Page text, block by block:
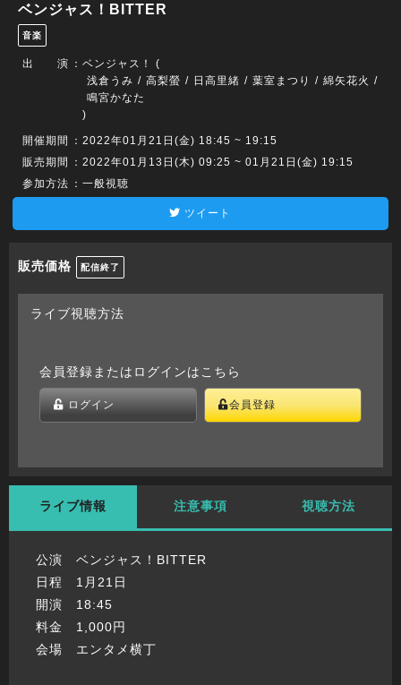
ベンジャス！BITTER
音楽
出 演 ：ベンジャス！ (
浅倉うみ
高梨螢 日高里緒 葉室まつり
綿矢花火
鳴宮かなた
)
開催期間
：2022年01月21日(金) 18:45 ~ 19:15
販売期間
：2022年01月13日(木) 09:25 ~ 01月21日(金) 19:15
参加方法 ：一般視聴
ツイート
販売価格 配信終了
ライブ視聴方法
会員登録またはログインはこちら
ログイン 会員登録
ライブ情報 注意事項 視聴方法
公演 ベンジャス！BITTER
日程 1月21日
開演 18:45
料金 1,000円
会場 エンタメ横丁